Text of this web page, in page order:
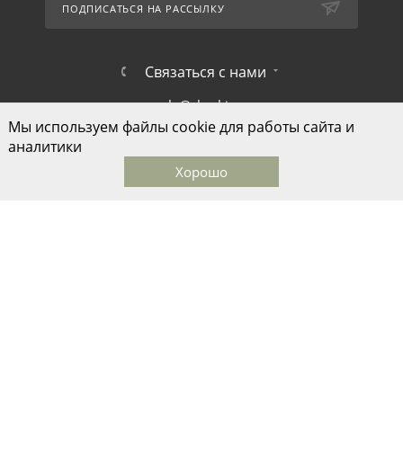
ПОДПИСАТЬСЯ НА РАССЫЛКУ
Связаться с нами
sale@skazkina.com
Корзина
Мы используем файлы cookie для работы сайта и
аналитики
Хорошо